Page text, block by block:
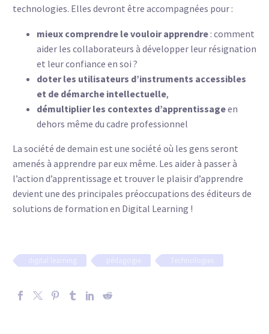
technologies. Elles devront être accompagnées pour :
mieux comprendre le vouloir apprendre : comment
aider les collaborateurs à développer leur résignation
et leur confiance en soi ?
doter les utilisateurs d’instruments accessibles
et de démarche intellectuelle,
démultiplier les contextes d’apprentissageen
dehors même du cadre professionnel
La société de demain est une société où les gens seront
amenés à apprendre par eux même. Les aider à passer à
l’action d’apprentissage et trouver le plaisir d’apprendre
devient une des principales préoccupations des éditeurs de
solutions de formation en Digital Learning !